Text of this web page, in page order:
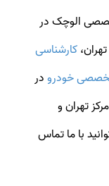
الوچک در
کارشناسی
خودرودر
تهران و
با ما تماس